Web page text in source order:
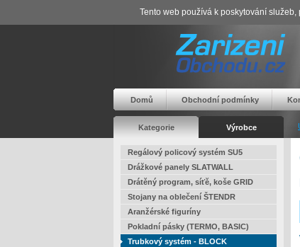
Domů Obchodní podmínky
Kategorie Výrobce
Regálový policový systém SU5
Drážkové panely SLATWALL
Drátěný program, síťě, koše GRID
Stojany na oblečení ŠTENDR
Aranžérské figuríny
Pokladní pásky (TERMO, BASIC)
Trubkový systém - BLOCK
Tento web používá k poskytování